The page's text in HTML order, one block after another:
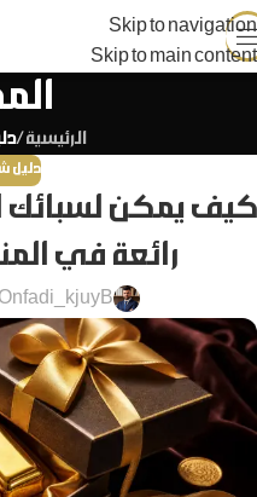
Skip to navigation
Skip to main content
الرئيسية /
دليل
كيف يمكن لسبائك
رائعة في
fadi_kjuyBOn أغسطس 27, 2024